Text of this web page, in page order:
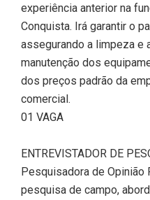
experiência anterior na
Conquista. Irá garantir o
assegurando a limpeza e
manutenção dos
dos preços padrão da
comercial.
01 VAGA
ENTREVISTADOR DE
Pesquisadora de Opinião
pesquisa de campo,